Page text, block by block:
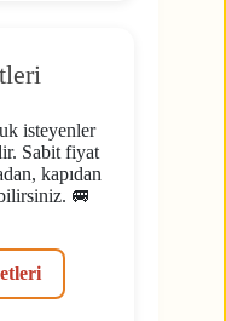
isteyenler
Sabit fiyat
kapıdan
🚐